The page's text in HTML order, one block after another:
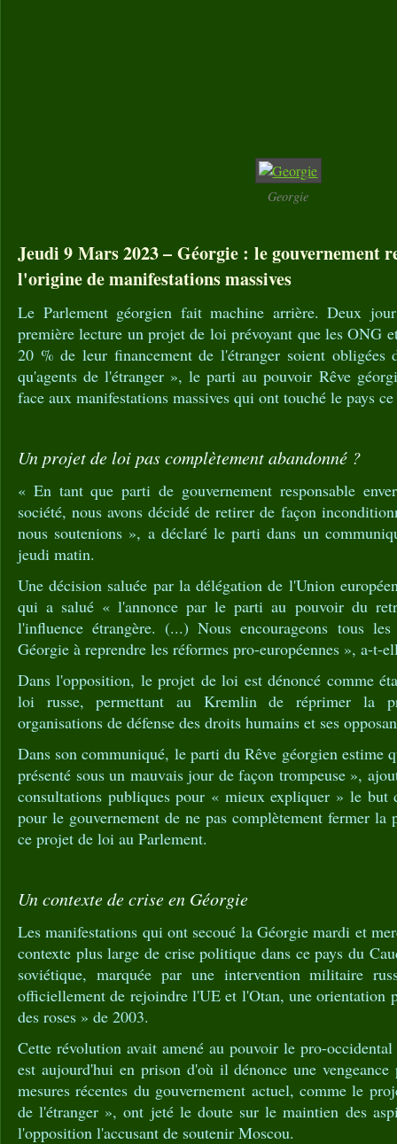
Georgie
Jeudi 9 Mars 2023 – Géorgie : le gouvernement
l'origine de manifestations massives
Le Parlement géorgien fait machine arrière. Deux
première lecture un projet de loi prévoyant que les ONG
20 % de leur financement de l'étranger soient obligées
qu'agents de l'étranger », le parti au pouvoir Rêve
face aux manifestations massives qui ont touché le pays
Un projet de loi pas complètement abandonné ?
« En tant que parti de gouvernement responsable
société, nous avons décidé de retirer de façon
nous soutenions », a déclaré le parti dans un
jeudi matin.
Une décision saluée par la délégation de l'Union
qui a salué « l'annonce par le parti au pouvoir du
l'influence étrangère. (...) Nous encourageons tous
Géorgie à reprendre les réformes pro-européennes », a-t-
Dans l'opposition, le projet de loi est dénoncé comme
loi russe, permettant au Kremlin de réprimer la
organisations de défense des droits humains et ses
Dans son communiqué, le parti du Rêve géorgien estime
présenté sous un mauvais jour de façon trompeuse »,
consultations publiques pour « mieux expliquer » le but
pour le gouvernement de ne pas complètement fermer
ce projet de loi au Parlement.
Un contexte de crise en Géorgie
Les manifestations qui ont secoué la Géorgie mardi et
contexte plus large de crise politique dans ce pays du
soviétique, marquée par une intervention militaire
officiellement de rejoindre l'UE et l'Otan, une orientation
des roses » de 2003.
Cette révolution avait amené au pouvoir le pro-
est aujourd'hui en prison d'où il dénonce une
mesures récentes du gouvernement actuel, comme le
de l'étranger », ont jeté le doute sur le maintien des
l'opposition l'accusant de soutenir Moscou.